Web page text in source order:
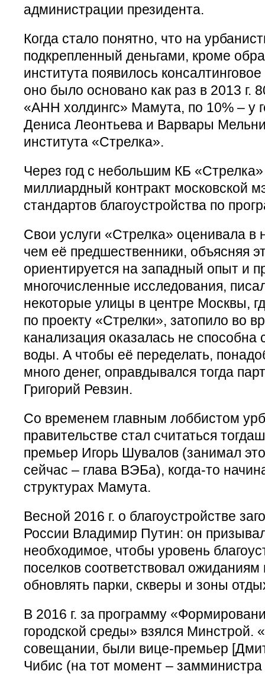
администрации президента.
Когда стало понятно, что на
подкрепленный деньгами, кроме
института появилось
оно было основано как раз в 2013 г.
«АНН холдингс» Мамута, по 10% – у
Дениса Леонтьева и Варвары
института «Стрелка».
Через год с небольшим КБ
миллиардный контракт московской
стандартов благоустройства по
Свои услуги «Стрелка» оценивала в
чем её предшественники, объясняя
ориентируется на западный опыт и
многочисленные исследования,
некоторые улицы в центре Москвы,
по проекту «Стрелки», затопило во
канализация оказалась не способна
воды. А чтобы её переделать,
много денег, оправдывался тогда
Григорий Ревзин.
Со временем главным лоббистом
правительстве стал считаться
премьер Игорь Шувалов (занимал
сейчас – глава ВЭБа), когда-то
структурах Мамута.
Весной 2016 г. о благоустройстве
России Владимир Путин: он
необходимое, чтобы уровень
поселков соответствовал ожиданиям
обновлять парки, скверы и зоны
В 2016 г. за программу
городской среды» взялся Минстрой.
совещании, были вице-премьер
Чибис (на тот момент –